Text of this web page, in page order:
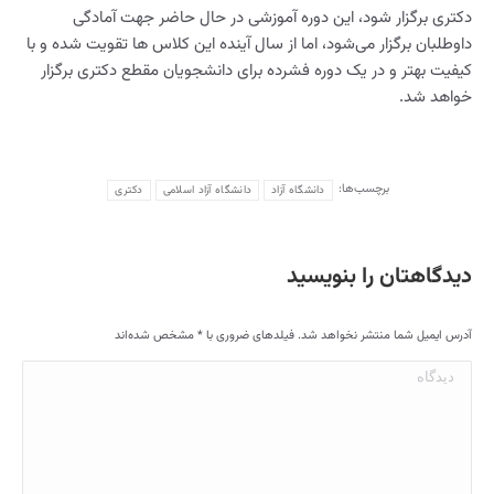
دکتری برگزار شود، این دوره آموزشی در حال حاضر جهت آمادگی
داوطلبان برگزار می‌شود، اما از سال آینده این کلاس ها تقویت شده و با
کیفیت بهتر و در یک دوره فشرده برای دانشجویان مقطع دکتری برگزار
خواهد شد.
برچسب‌ها: دانشگاه آزاد دانشگاه آزاد اسلامی دکتری
دیدگاهتان را بنویسید
آدرس ایمیل شما منتشر نخواهد شد. فیلدهای ضروری با*مشخص شده‌اند
دیدگاه